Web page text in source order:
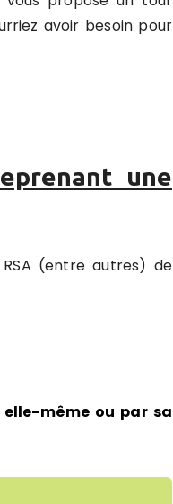
avoir besoin pour
une
(entre autres) de
même ou par sa